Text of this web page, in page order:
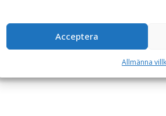
Acceptera
Allmänna
Trima-kombi (redskapssida),
från Småland. Adaptern tillverkas i